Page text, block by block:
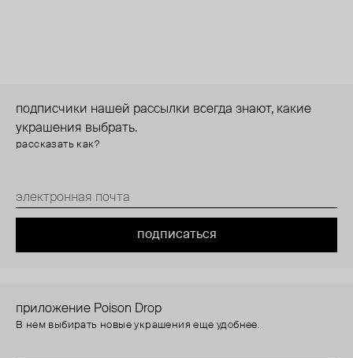
подписчики нашей рассылки всегда знают, какие
украшения выбрать.
рассказать как?
подписаться
приложение Poison Drop
В нем выбирать новые украшения еще удобнее.